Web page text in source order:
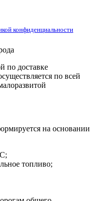
конфиденциальности
по доставке
по всей
на основании
топливо;